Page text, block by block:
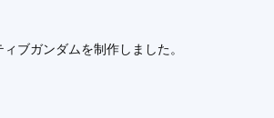
ブガンダムを制作しました。